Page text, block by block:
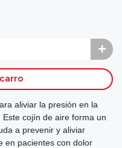
aliviar la presión en la
cojín de aire forma un
a prevenir y aliviar
en pacientes con dolor